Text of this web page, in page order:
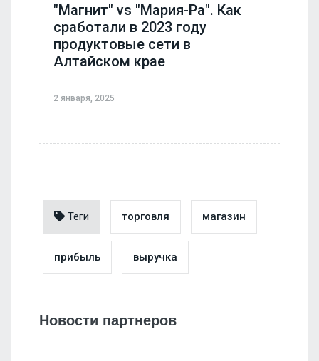
"Магнит" vs "Мария-Ра". Как
сработали в 2023 году
продуктовые сети в
Алтайском крае
2 января, 2025
Теги торговля магазин
прибыль выручка
Новости партнеров